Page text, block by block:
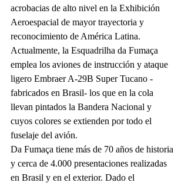
acrobacias de alto nivel en la Exhibición
Aeroespacial de mayor trayectoria y
reconocimiento de América Latina.
Actualmente, la Esquadrilha da Fumaça
emplea los aviones de instrucción y ataque
ligero Embraer A-29B Super Tucano -
fabricados en Brasil- los que en la cola
llevan pintados la Bandera Nacional y
cuyos colores se extienden por todo el
fuselaje del avión.
Da Fumaça tiene más de 70 años de historia
y cerca de 4.000 presentaciones realizadas
en Brasil y en el exterior. Dado el